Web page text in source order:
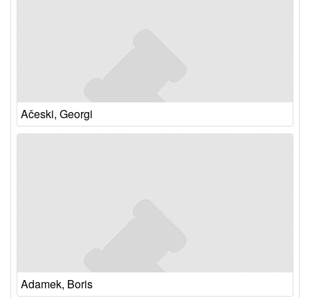
Ačeski, Georgi
Adamek, Boris